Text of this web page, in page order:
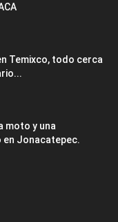
Temixco, todo cerca
moto y una
Jonacatepec.